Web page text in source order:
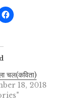
चल(कविता)
18, 2018